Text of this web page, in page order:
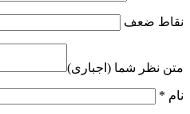
نقاط ضعف
متن نظر شما (اجباری)
نام *